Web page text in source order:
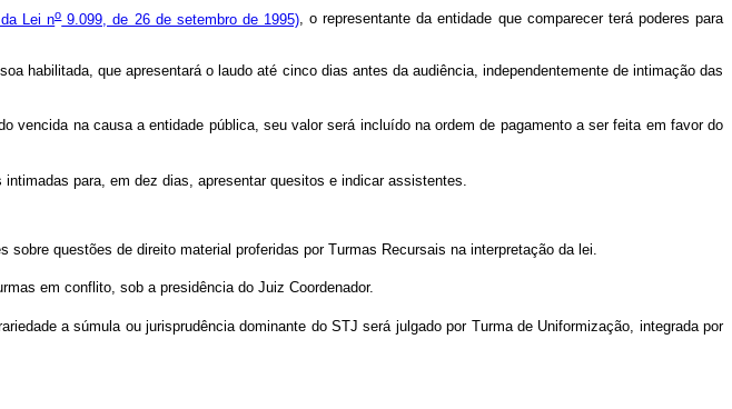
Lei no9.099, de 26 de setembro de 1995), o representante da entidade que comparecer terá poderes para
habilitada, que apresentará o laudo até cinco dias antes da audiência, independentemente de intimação das
na causa a entidade pública, seu valor será incluído na ordem de pagamento a ser feita em favor do
para, em dez dias, apresentar quesitos e indicar assistentes.
questões de direito material proferidas por Turmas Recursais na interpretação da lei.
em conflito, sob a presidência do Juiz Coordenador.
a súmula ou jurisprudência dominante do STJ será julgado por Turma de Uniformização, integrada por